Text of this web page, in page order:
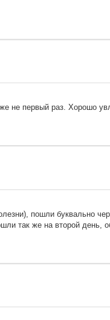
не первый раз. Хорошо
пошли буквально
так же на второй день,